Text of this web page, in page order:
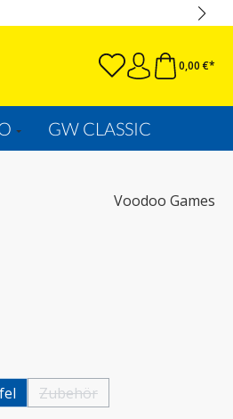
0,00 €*
GW CLASSIC
Voodoo Games
Zubehör(Diese Option ist zurzeit nicht